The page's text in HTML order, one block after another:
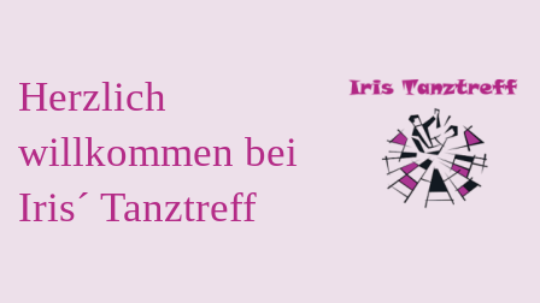
Herzlich
willkommen bei
Iris´ Tanztreff